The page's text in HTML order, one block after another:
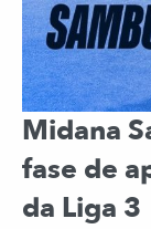
Midana
fase de
da Liga 3